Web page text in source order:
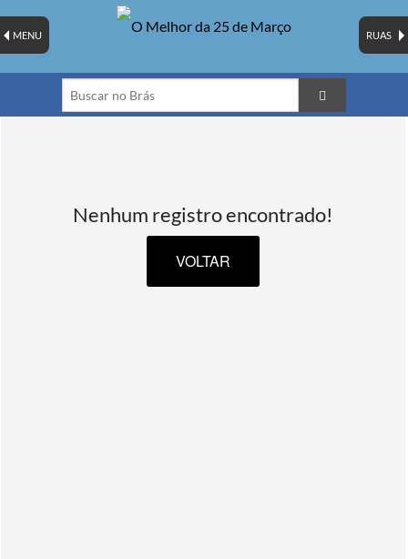
RUAS
MENU
Nenhum registro encontrado!
VOLTAR